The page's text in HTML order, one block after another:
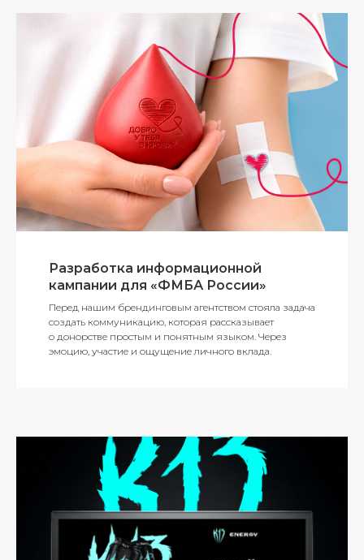
Разработка информационной
кампании для «ФМБА России»
Перед нашим брендинговым агентством стояла задача
создать коммуникацию, которая рассказывает
о донорстве простым и понятным языком. Через
эмоцию, участие и ощущение личного вклада.